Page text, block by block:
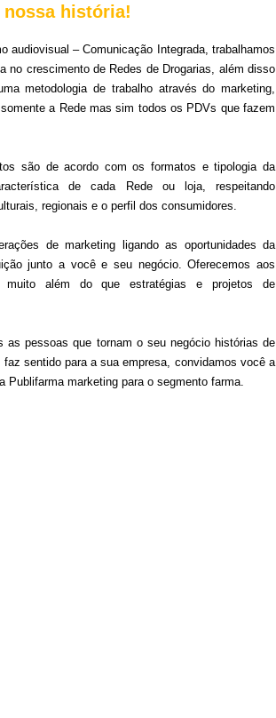
nossa história!
audiovisual – Comunicação Integrada, trabalhamos
no crescimento de Redes de Drogarias, além disso
metodologia de trabalho através do marketing,
a Rede mas sim todos os PDVs que fazem
são de acordo com os formatos e tipologia da
de cada Rede ou loja, respeitando
regionais e o perfil dos consumidores.
de marketing ligando as oportunidades da
junto a você e seu negócio. Oferecemos aos
muito além do que estratégias e projetos de
as pessoas que tornam o seu negócio histórias de
sentido para a sua empresa, convidamos você a
Publifarma marketing para o segmento farma.